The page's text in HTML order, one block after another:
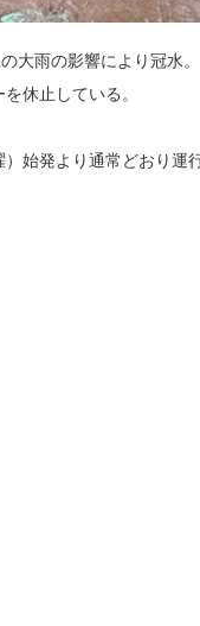
大雨の影響により冠水
休止している。
始発より通常どおり運